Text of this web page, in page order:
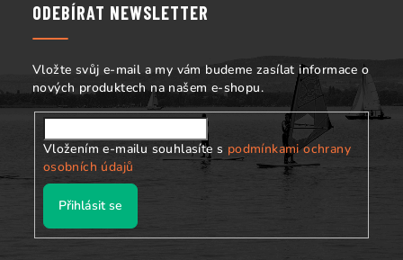
ODEBÍRAT NEWSLETTER
Vložte svůj e-mail a my vám budeme zasílat informace o
nových produktech na našem e-shopu.
Vložením e-mailu souhlasíte s podmínkami ochrany
osobních údajů
Přihlásit se